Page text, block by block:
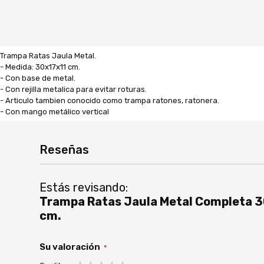
Trampa Ratas Jaula Metal.
- Medida: 30x17x11 cm.
- Con base de metal.
- Con rejilla metalica para evitar roturas.
- Articulo tambien conocido como trampa ratones, ratonera.
- Con mango metálico vertical
Reseñas
Estás revisando:
Trampa Ratas Jaula Metal Completa
cm.
Su valoración